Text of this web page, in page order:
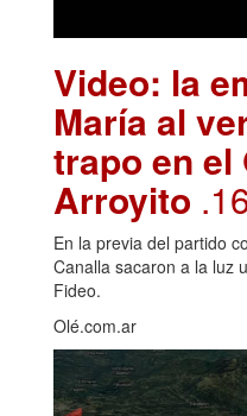
Video: la
María al
trapo en el
Arroyito
En la previa del partido
Canalla sacaron a la luz
Fideo.
Olé.com.ar